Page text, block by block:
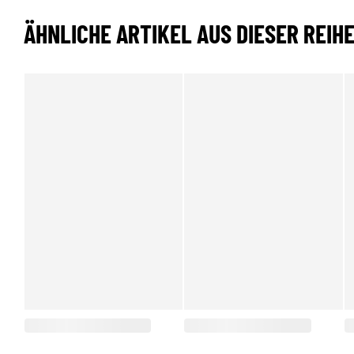
ÄHNLICHE ARTIKEL AUS DIESER REIHE